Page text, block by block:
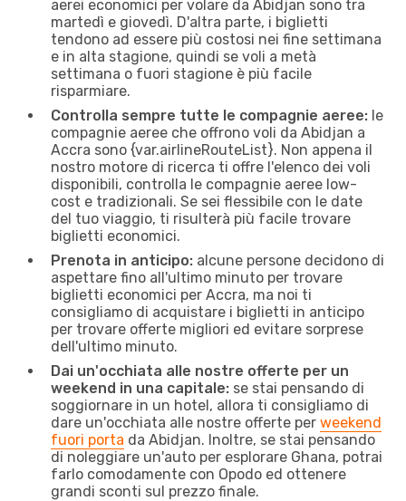
aerei economici per volare da Abidjan sono tra
martedì e giovedì. D'altra parte, i biglietti
tendono ad essere più costosi nei fine settimana
e in alta stagione, quindi se voli a metà
settimana o fuori stagione è più facile
risparmiare.
Controlla sempre tutte le compagnie aeree: le
compagnie aeree che offrono voli da Abidjan a
Accra sono {​var.airlineRouteList}. Non appena il
nostro motore di ricerca ti offre l'elenco dei voli
disponibili, controlla le compagnie aeree low-
cost e tradizionali. Se sei flessibile con le date
del tuo viaggio, ti risulterà più facile trovare
biglietti economici.
Prenota in anticipo: alcune persone decidono di
aspettare fino all'ultimo minuto per trovare
biglietti economici per Accra, ma noi ti
consigliamo di acquistare i biglietti in anticipo
per trovare offerte migliori ed evitare sorprese
dell'ultimo minuto.
Dai un'occhiata alle nostre offerte per un
weekend in una capitale: se stai pensando di
soggiornare in un hotel, allora ti consigliamo di
dare un'occhiata alle nostre offerte per weekend
fuori porta da Abidjan. Inoltre, se stai pensando
di noleggiare un'auto per esplorare Ghana, potrai
farlo comodamente con Opodo ed ottenere
grandi sconti sul prezzo finale.